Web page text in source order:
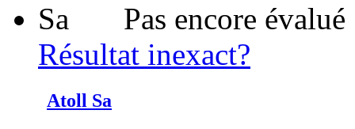
Pas encore évalué
Résultat inexact?
Atoll Sa